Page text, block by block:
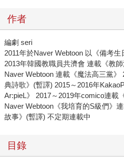
作者
編劇 seri
2011年於Naver Webtoon 以《備考
2013年韓國教職員共濟會 連載《教
Naver Webtoon 連載《魔法高三黨
典詩歌》(暫譯) 2015～2016年
Ar:pieL》 2017～2019年comico連載
Naver Webtoon《我培育的S級們》
故事》(暫譯) 不定期連載中
目錄